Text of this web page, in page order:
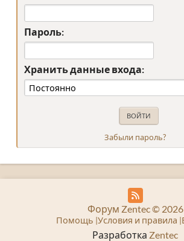
Пароль:
Хранить данные входа:
Забыли пароль?
Разработка Zentec
Форум Zentec © 2026
Помощь Условия и правила